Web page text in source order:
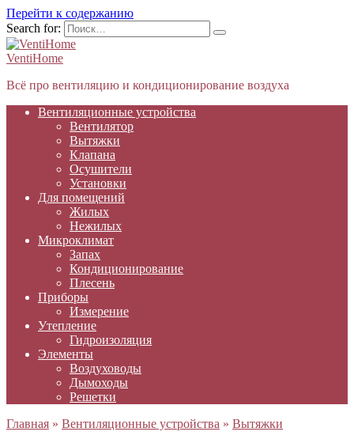
Перейти к содержанию
Search for:
VentiHome
Всё про вентиляцию и кондиционирование воздуха
Вентиляционные устройства
Вентилятор
Вытяжки
Клапана
Осушители
Установки
Для помещений
Жилых
Нежилых
Микроклимат
Запах
Кондиционирование
Плесень
Приборы
Измерение
Утепление
Гидроизоляция
Элементы
Воздуховоды
Дымоходы
Решетки
Главная » Вентиляционные устройства » Вытяжки